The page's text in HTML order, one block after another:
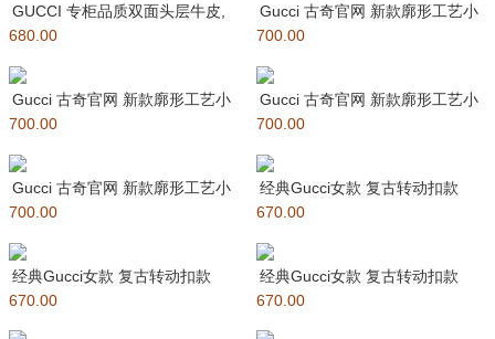
GUCCI 专柜品质双面头层牛皮,
可双面使用.旋转双G纯铜
680.00
Gucci 古奇官网 新款廓形工艺小
牛皮 官方烫银logo，
700.00
Gucci 古奇官网 新款廓形工艺小
牛皮 官方烫银logo
700.00
Gucci 古奇官网 新款廓形工艺小
牛皮 官方烫银logo，
700.00
Gucci 古奇官网 新款廓形工艺小
牛皮 官方烫银logo
700.00
经典Gucci女款 复古转动扣款
Jackie系列窄版牛皮腰
670.00
经典Gucci女款 复古转动扣款
Jackie系列窄版牛皮腰
670.00
经典Gucci女款 复古转动扣款
Jackie系列窄版牛皮腰
670.00